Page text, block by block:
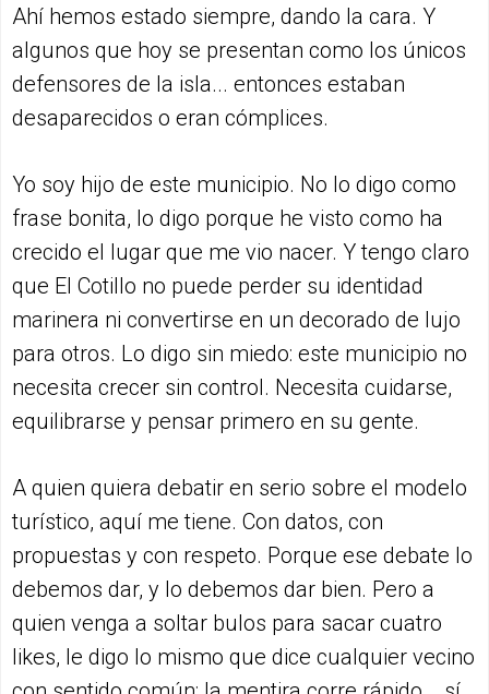
Ahí hemos estado siempre, dando la cara. Y
algunos que hoy se presentan como los únicos
defensores de la isla... entonces estaban
desaparecidos o eran cómplices.
Yo soy hijo de este municipio. No lo digo como
frase bonita, lo digo porque he visto como ha
crecido el lugar que me vio nacer. Y tengo claro
que El Cotillo no puede perder su identidad
marinera ni convertirse en un decorado de lujo
para otros. Lo digo sin miedo: este municipio no
necesita crecer sin control. Necesita cuidarse,
equilibrarse y pensar primero en su gente.
A quien quiera debatir en serio sobre el modelo
turístico, aquí me tiene. Con datos, con
propuestas y con respeto. Porque ese debate lo
debemos dar, y lo debemos dar bien. Pero a
quien venga a soltar bulos para sacar cuatro
likes, le digo lo mismo que dice cualquier vecino